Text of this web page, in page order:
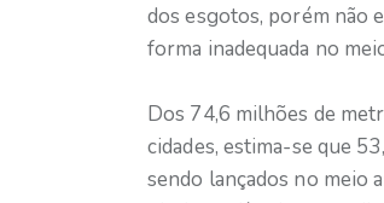
dos esgotos, porém não
forma inadequada no
Dos 74,6 milhões de
cidades, estima-se que
sendo lançados no meio